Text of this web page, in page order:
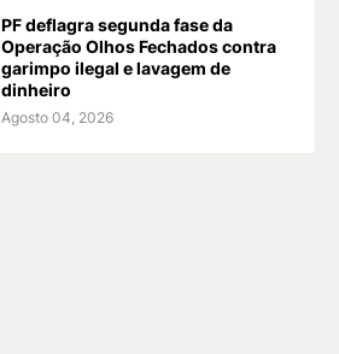
PF deflagra segunda fase da
Operação Olhos Fechados contra
garimpo ilegal e lavagem de
dinheiro
Agosto 04, 2026